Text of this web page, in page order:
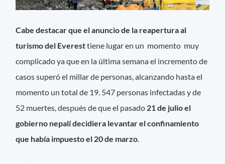
Cabe destacar que el anuncio de la reapertura al
turismo del Everesttiene lugar en un momento muy
complicado ya que en la última semana el incremento de
casos superó el millar de personas, alcanzando hasta el
momento un total de 19. 547 personas infectadas y de
52 muertes, después de que el pasado 21 de julio el
gobierno nepalí decidiera levantar el confinamiento
que había impuesto el 20 de marzo.